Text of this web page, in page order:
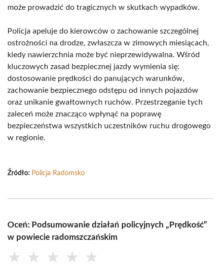
może prowadzić do tragicznych w skutkach wypadków.
Policja apeluje do kierowców o zachowanie szczególnej
ostrożności na drodze, zwłaszcza w zimowych miesiącach,
kiedy nawierzchnia może być nieprzewidywalna. Wśród
kluczowych zasad bezpiecznej jazdy wymienia się:
dostosowanie prędkości do panujących warunków,
zachowanie bezpiecznego odstępu od innych pojazdów
oraz unikanie gwałtownych ruchów. Przestrzeganie tych
zaleceń może znacząco wpłynąć na poprawę
bezpieczeństwa wszystkich uczestników ruchu drogowego
w regionie.
Źródło: Policja Radomsko
Oceń: Podsumowanie działań policyjnych „Prędkość”
w powiecie radomszczańskim
★ ★ ★ ★ ★